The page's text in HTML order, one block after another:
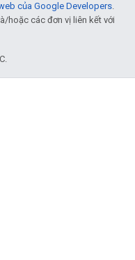
của Google Developers.
hoặc các đơn vị liên kết với